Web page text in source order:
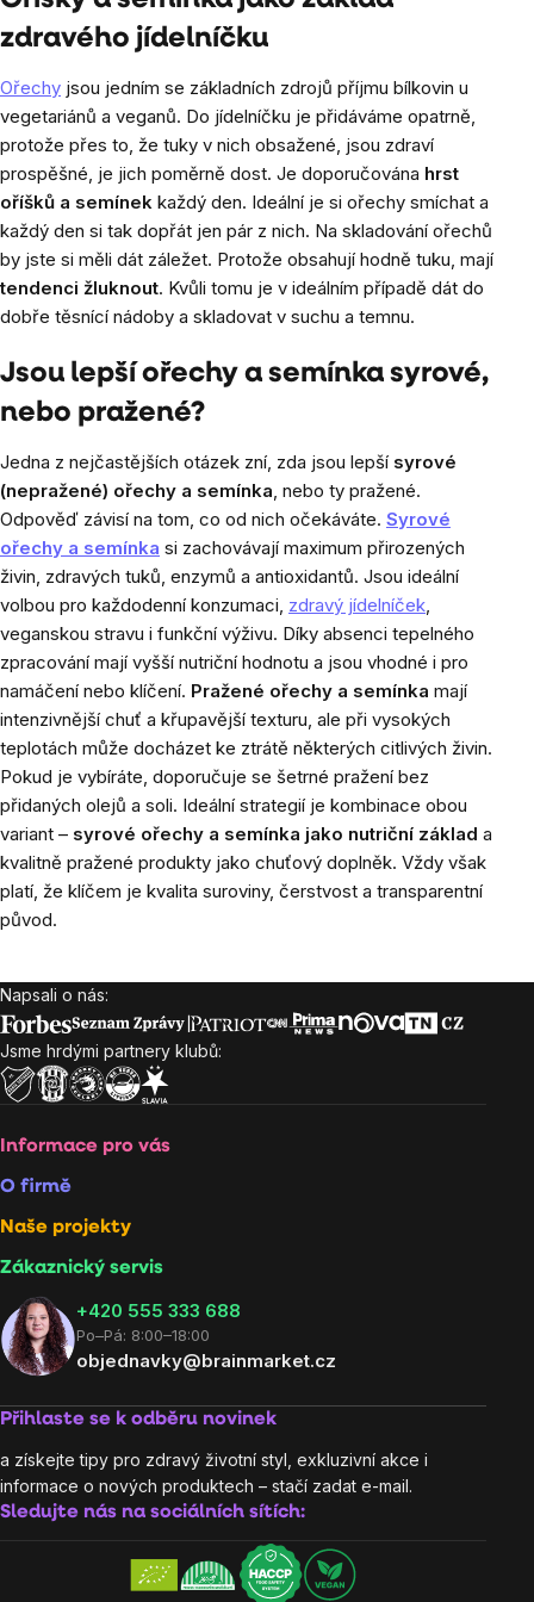
výpisu
zdravého jídelníčku
Ořechy jsou jedním se základních zdrojů příjmu bílkovin u
vegetariánů a veganů. Do jídelníčku je přidáváme opatrně,
protože přes to, že tuky v nich obsažené, jsou zdraví
prospěšné, je jich poměrně dost. Je doporučována hrst
oříšků a semínek každý den. Ideální je si ořechy smíchat a
každý den si tak dopřát jen pár z nich. Na skladování ořechů
by jste si měli dát záležet. Protože obsahují hodně tuku, mají
tendenci žluknout. Kvůli tomu je v ideálním případě dát do
dobře těsnící nádoby a skladovat v suchu a temnu.
Jsou lepší ořechy a semínka syrové,
nebo pražené?
Jedna z nejčastějších otázek zní, zda jsou lepší syrové
(nepražené) ořechy a semínka, nebo ty pražené.
Odpověď závisí na tom, co od nich očekáváte. Syrové
ořechy a semínka si zachovávají maximum přirozených
živin, zdravých tuků, enzymů a antioxidantů. Jsou ideální
volbou pro každodenní konzumaci, zdravý jídelníček,
veganskou stravu i funkční výživu. Díky absenci tepelného
zpracování mají vyšší nutriční hodnotu a jsou vhodné i pro
namáčení nebo klíčení. Pražené ořechy a semínka mají
intenzivnější chuť a křupavější texturu, ale při vysokých
teplotách může docházet ke ztrátě některých citlivých živin.
Pokud je vybíráte, doporučuje se šetrné pražení bez
přidaných olejů a soli. Ideální strategií je kombinace obou
variant – syrové ořechy a semínka jako nutriční základ a
kvalitně pražené produkty jako chuťový doplněk. Vždy však
platí, že klíčem je kvalita suroviny, čerstvost a transparentní
původ.
Zápatí
Napsali o nás:
Jsme hrdými partnery klubů:
Informace pro vás
O firmě
Naše projekty
Zákaznický servis
‭+420 555 333 688
Po–Pá: 8:00–18:00
objednavky@brainmarket.cz
Přihlaste se k odběru novinek
a získejte tipy pro zdravý životní styl, exkluzivní akce i
informace o nových produktech – stačí zadat e-mail.
Sledujte nás na sociálních sítích: